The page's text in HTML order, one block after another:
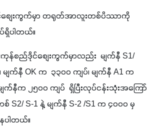
စျေးကွက်မှာ တရုတ်အာလူးတစ်ပိဿာကို
ရှိပါတယ်။
ကုန်စည်ဒိုင်စျေးကွက်မှာလည်း  မျက်နီ S1/
မျက်နီ OK က  ၃၃၀၀ ကျပ်၊ မျက်နီ A1 က
က်နီက ၂၅၀၀ ကျပ်  ရှိပြီးလုပ်ငန်းသုံးအကြော်
S2/ S-1 နဲ့ မျက်နီ S-2 /S1 က ၄၀၀၀ မှ
ပါတယ်။